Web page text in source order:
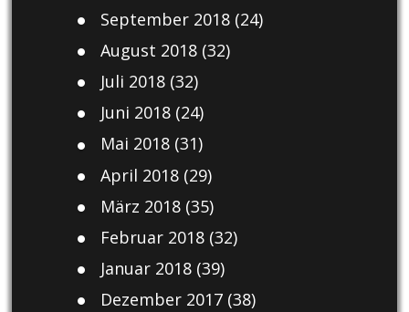
September 2018(24)
August 2018(32)
Juli 2018(32)
Juni 2018(24)
Mai 2018(31)
April 2018(29)
März 2018(35)
Februar 2018(32)
Januar 2018(39)
Dezember 2017(38)